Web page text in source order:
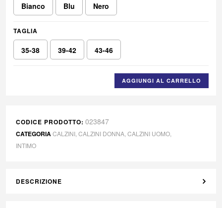
Bianco Blu Nero
TAGLIA
35-38 39-42 43-46
AGGIUNGI AL CARRELLO
CODICE PRODOTTO: 023847
CATEGORIACALZINI CALZINI DONNA CALZINI UOMO
INTIMO
DESCRIZIONE